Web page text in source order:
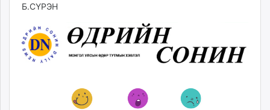
Б.СҮРЭН